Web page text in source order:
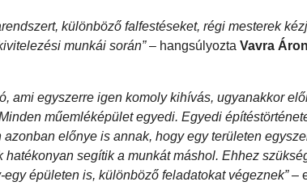
különböző falfestéseket, régi mesterek
munkái során”– hangsúlyozta Vavra Áron
ami egyszerre igen komoly kihívás, ugyanakkor
műemléképület egyedi. Egyedi
előnye is annak, hogy egy területen
segítik a munkát máshol. Ehhez
épületen is, különböző feladatokat végeznek”–